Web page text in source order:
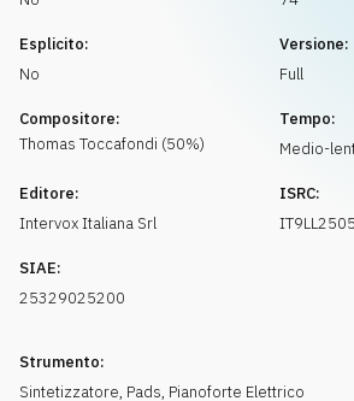
Esplicito:
No
Versione:
Full
Compositore:
Thomas Toccafondi (50%)
Tempo:
Medio-
Editore:
Intervox Italiana Srl
ISRC:
SIAE:
25329025200
Strumento:
Sintetizzatore, Pads, Pianoforte Elettrico